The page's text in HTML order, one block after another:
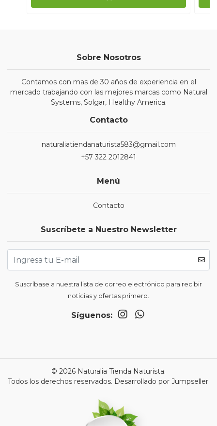
Sobre Nosotros
Contamos con mas de 30 años de experiencia en el
mercado trabajando con las mejores marcas como Natural
Systems, Solgar, Healthy America.
Contacto
naturaliatiendanaturista583@gmail.com
+57 322 2012841
Menú
Contacto
Suscríbete a Nuestro Newsletter
Suscríbase a nuestra lista de correo electrónico para recibir
noticias y ofertas primero.
Síguenos:
© 2026 Naturalia Tienda Naturista.
Todos los derechos reservados. Desarrollado por Jumpseller.